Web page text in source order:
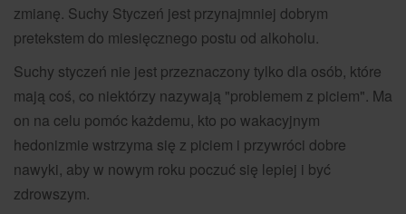
zmianę. Suchy Styczeń jest przynajmniej dobrym
pretekstem do miesięcznego postu od alkoholu.
Suchy styczeń nie jest przeznaczony tylko dla osób, które
mają coś, co niektórzy nazywają "problemem z piciem". Ma
on na celu pomóc każdemu, kto po wakacyjnym
hedonizmie wstrzyma się z piciem i przywróci dobre
nawyki, aby w nowym roku poczuć się lepiej i być
zdrowszym.